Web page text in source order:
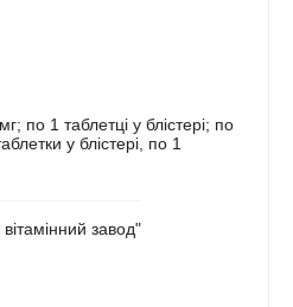
по 1 таблетці у блістері; по
у блістері, по 1
завод"